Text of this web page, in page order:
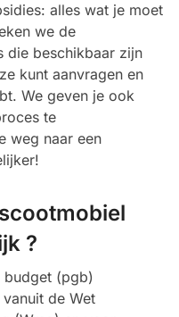
alles wat je moet
we de
die beschikbaar zijn
kunt aanvragen en
We geven je ook
te
weg naar een
?
budget (pgb)
de Wet